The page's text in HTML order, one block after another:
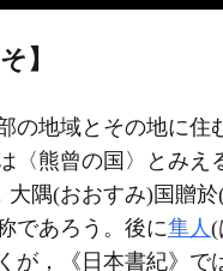
】
の地域とその地に住
〈熊曾の国〉とみえ
大隅(おおすみ)国贈
であろう。後に隼人(
が，《日本書紀》で